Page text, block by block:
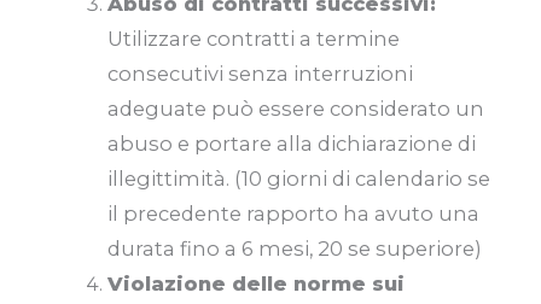
Utilizzare contratti a termine
consecutivi senza interruzioni
adeguate può essere considerato un
abuso e portare alla dichiarazione di
illegittimità. (10 giorni di calendario se
il precedente rapporto ha avuto una
durata fino a 6 mesi, 20 se superiore)
Violazione delle norme sui